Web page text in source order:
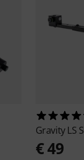
GravityLS
€ 49